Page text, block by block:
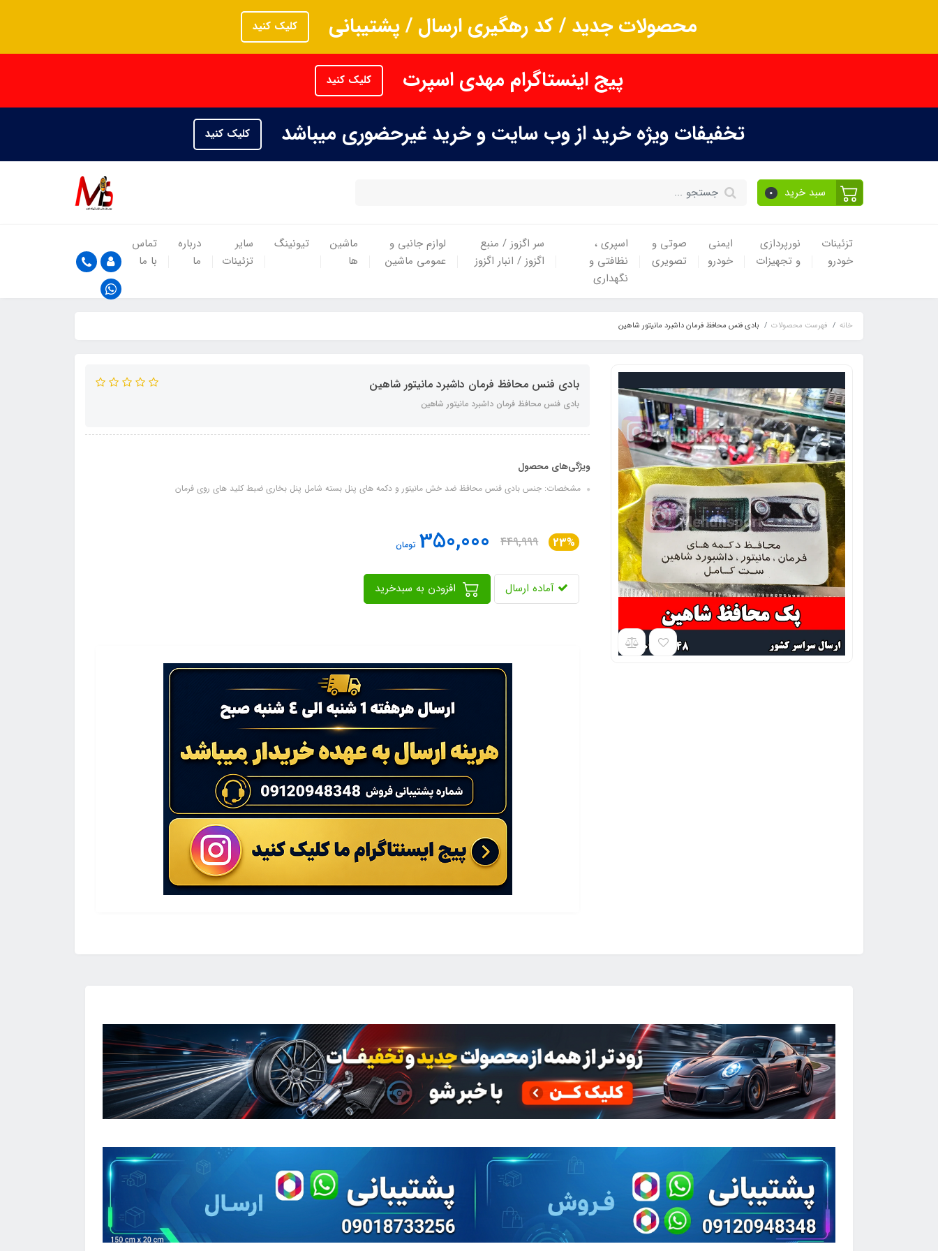
محصولات جدید / کد رهگیری ارسال / پشتیبانی کلیک کنید
پیج اینستاگرام مهدی اسپرت کلیک کنید
تخفیفات ویژه خرید از وب سایت و خرید غیرحضوری میباشد کلیک کنید
سبد خرید 0
تزئینات
خودرو
نورپردازی
و تجهیزات
ایمنی
خودرو
صوتی و
تصویری
اسپری ،
نظافتی و
نگهداری
سر اگزوز / منبع
اگزوز / انبار اگزوز
لوازم جانبی و
عمومی ماشین
ماشین
ها
تیونینگ
سایر
تزئینات
درباره
ما
تماس
با ما
خانه فهرست محصولات بادی فنس محافظ فرمان داشبرد مانیتور شاهین
بادی فنس محافظ فرمان داشبرد مانیتور شاهین
بادی فنس محافظ فرمان داشبرد مانیتور شاهین
ویژگی‌های محصول
مشخصات: جنس بادی فنس محافظ ضد خش مانیتور و دکمه های پنل بسته شامل پنل بخاری ضبط کلید های روی فرمان
23%
449,999
350,000 تومان
آماده ارسال